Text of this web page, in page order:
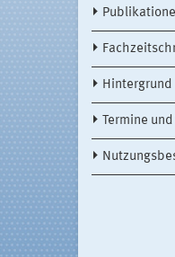
Hintergrund
Termine